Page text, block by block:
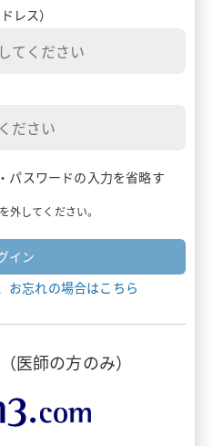
Story
レス）
パスワードの入力を省略す
してください。
お忘れの場合はこちら
医師の方のみ）